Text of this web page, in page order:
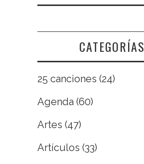
CATEGORÍAS
25 canciones (24)
Agenda (60)
Artes (47)
Artículos (33)